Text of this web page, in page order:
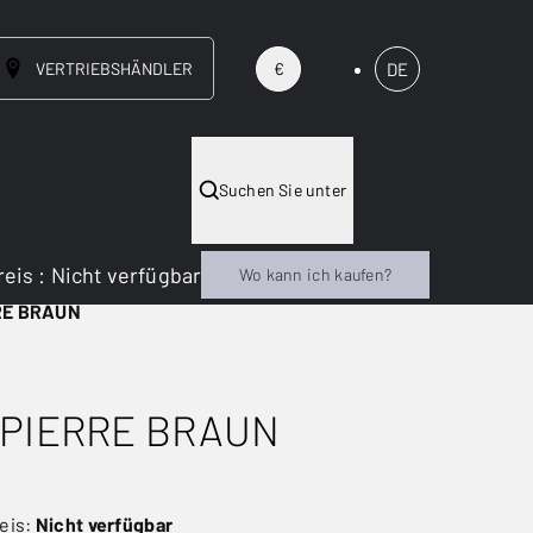
VERTRIEBSHÄNDLER € DE
Suchen Sie unter
BRAUN
BRAUN
Nicht verfügbar
: Nicht verfügbar Wo kann ich kaufen?